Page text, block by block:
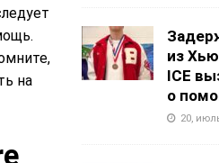
на
из
ICE
о
20,